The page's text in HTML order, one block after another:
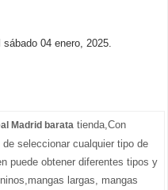
04 enero, 2025.
Madrid barata tienda,Con
seleccionar cualquier tipo de
puede obtener diferentes tipos y
largas, mangas